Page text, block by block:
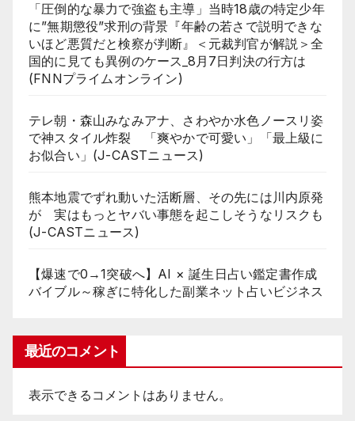
「圧倒的な暴力で強盗も主導」当時18歳の特定少年
に”無期懲役”求刑の背景『年齢の若さで説明できな
いほど悪質だと検察が判断』＜元裁判官が解説＞全
国的に見ても異例のケース_8月7日判決の行方は
(FNNプライムオンライン)
テレ朝・森山みなみアナ、さわやか水色ノースリ姿
で神スタイル炸裂 「爽やかで可愛い」「最上級に
お似合い」(J-CASTニュース)
熊本地震でずれ動いた活断層、その先には川内原発
が 実はもっとヤバい事態を起こしそうなリスクも
(J-CASTニュース)
【爆速で0→1突破へ】AI × 誕生日占い鑑定書作成
バイブル～稼ぎに特化した副業ネット占いビジネス
最近のコメント
表示できるコメントはありません。